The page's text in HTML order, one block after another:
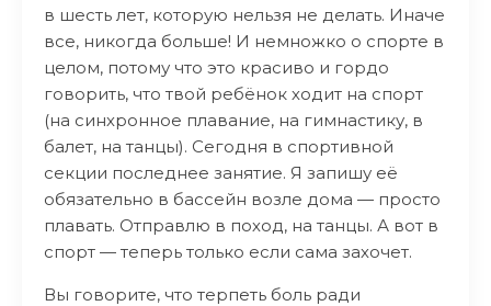
в шесть лет, которую нельзя не делать. Иначе
все, никогда больше! И немножко о спорте в
целом, потому что это красиво и гордо
говорить, что твой ребёнок ходит на спорт
(на синхронное плавание, на гимнастику, в
балет, на танцы). Сегодня в спортивной
секции последнее занятие. Я запишу её
обязательно в бассейн возле дома — просто
плавать. Отправлю в поход, на танцы. А вот в
спорт — теперь только если сама захочет.
Вы говорите, что терпеть боль ради